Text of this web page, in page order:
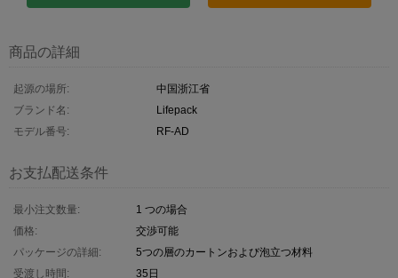
商品の詳細
起源の場所:
中国浙江省
ブランド名:
Lifepack
モデル番号:
RF-AD
お支払配送条件
最小注文数量:
1 つの場合
価格:
交渉可能
パッケージの詳細:
5つの層のカートンおよび泡立つ材料
受渡し時間:
35日